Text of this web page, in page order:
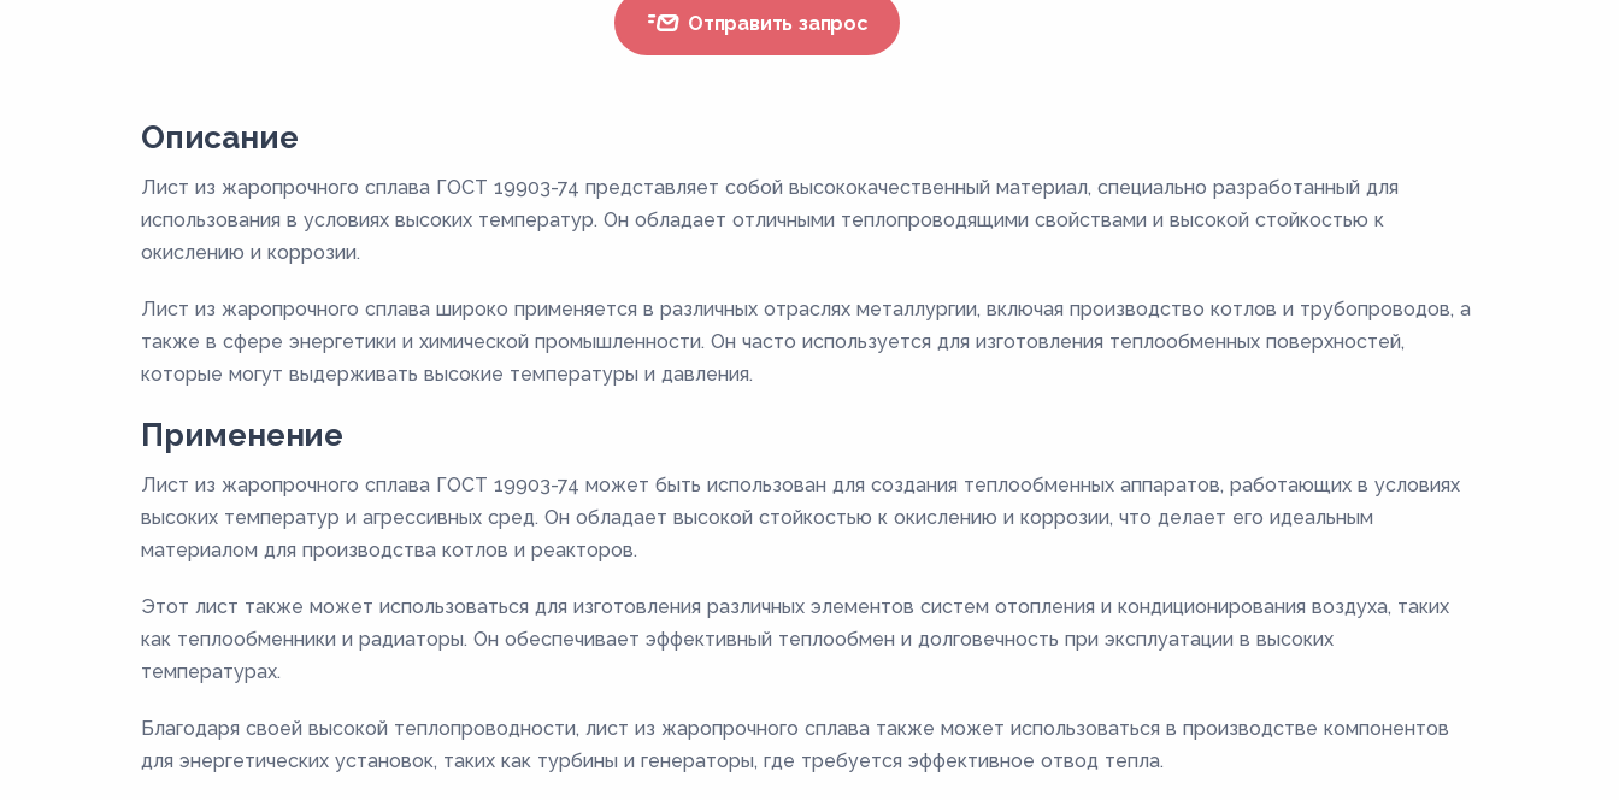
Отправить запрос
Описание
Лист из жаропрочного сплава ГОСТ 19903-74 представляет собой высококачественный материал, специально разработанный для
использования в условиях высоких температур. Он обладает отличными теплопроводящими свойствами и высокой стойкостью к
окислению и коррозии.
Лист из жаропрочного сплава широко применяется в различных отраслях металлургии, включая производство котлов и трубопроводов, а
также в сфере энергетики и химической промышленности. Он часто используется для изготовления теплообменных поверхностей,
которые могут выдерживать высокие температуры и давления.
Применение
Лист из жаропрочного сплава ГОСТ 19903-74 может быть использован для создания теплообменных аппаратов, работающих в условиях
высоких температур и агрессивных сред. Он обладает высокой стойкостью к окислению и коррозии, что делает его идеальным
материалом для производства котлов и реакторов.
Этот лист также может использоваться для изготовления различных элементов систем отопления и кондиционирования воздуха, таких
как теплообменники и радиаторы. Он обеспечивает эффективный теплообмен и долговечность при эксплуатации в высоких
температурах.
Благодаря своей высокой теплопроводности, лист из жаропрочного сплава также может использоваться в производстве компонентов
для энергетических установок, таких как турбины и генераторы, где требуется эффективное отвод тепла.